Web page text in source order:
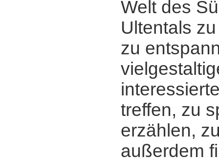
Welt des
Ultentals
zu
treffen, zu
erzählen,
außerdem